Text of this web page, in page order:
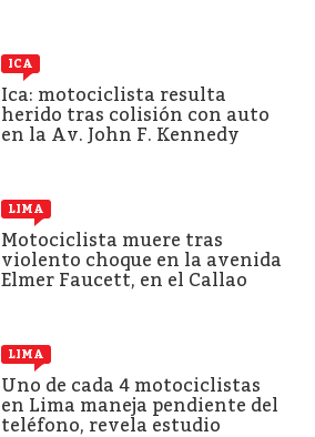
ICA
Ica: motociclista resulta
herido tras colisión con auto
en la Av. John F. Kennedy
LIMA
Motociclista muere tras
violento choque en la avenida
Elmer Faucett, en el Callao
LIMA
Uno de cada 4 motociclistas
en Lima maneja pendiente del
teléfono, revela estudio